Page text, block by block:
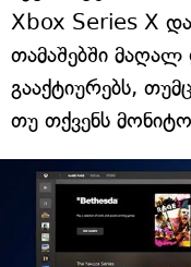
Xbox Series X და
თამაშებში მაღალ
გააქტიურებს,
თუ თქვენს